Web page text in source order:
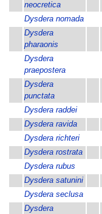
neocretica
Dysdera nomada
Dysdera
pharaonis
Dysdera
praepostera
Dysdera
punctata
Dysdera raddei
Dysdera ravida
Dysdera richteri
Dysdera rostrata
Dysdera rubus
Dysdera satunini
Dysdera seclusa
Dysdera